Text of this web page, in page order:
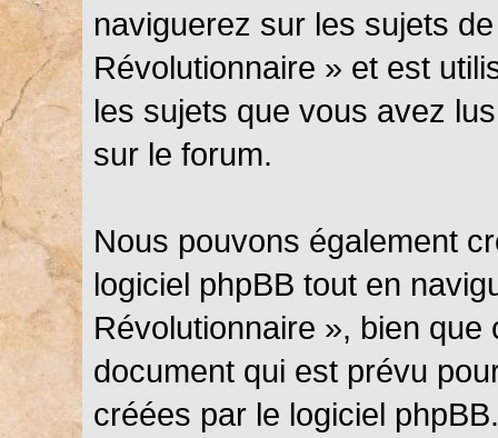
naviguerez sur les sujets
Révolutionnaire » et est
les sujets que vous avez
sur le forum.
Nous pouvons également
logiciel phpBB tout en
Révolutionnaire », bien
document qui est prévu
créées par le logiciel